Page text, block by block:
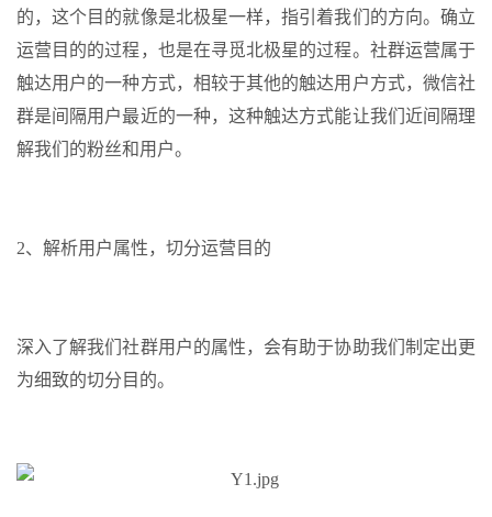
的，这个目的就像是北极星一样，指引着我们的方向。确立
运营目的的过程，也是在寻觅北极星的过程。社群运营属于
触达用户的一种方式，相较于其他的触达用户方式，微信社
群是间隔用户最近的一种，这种触达方式能让我们近间隔理
解我们的粉丝和用户。
2、解析用户属性，切分运营目的
深入了解我们社群用户的属性，会有助于协助我们制定出更
为细致的切分目的。